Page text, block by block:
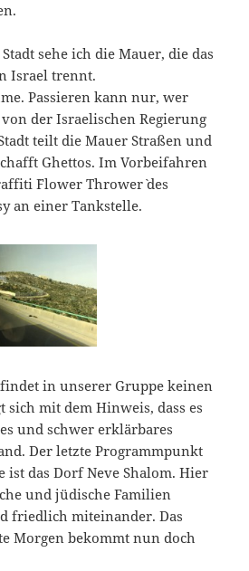
sehe ich die Mauer, die das
Israel trennt.
Passieren kann nur, wer
der Israelischen Regierung
teilt die Mauer Straßen und
Ghettos. Im Vorbeifahren
`Flower Thrower` des
an einer Tankstelle.
in unserer Gruppe keinen
sich mit dem Hinweis, dass es
und schwer erklärbares
Der letzte Programmpunkt
ist das Dorf Neve Shalom. Hier
und jüdische Familien
friedlich miteinander. Das
Morgen bekommt nun doch